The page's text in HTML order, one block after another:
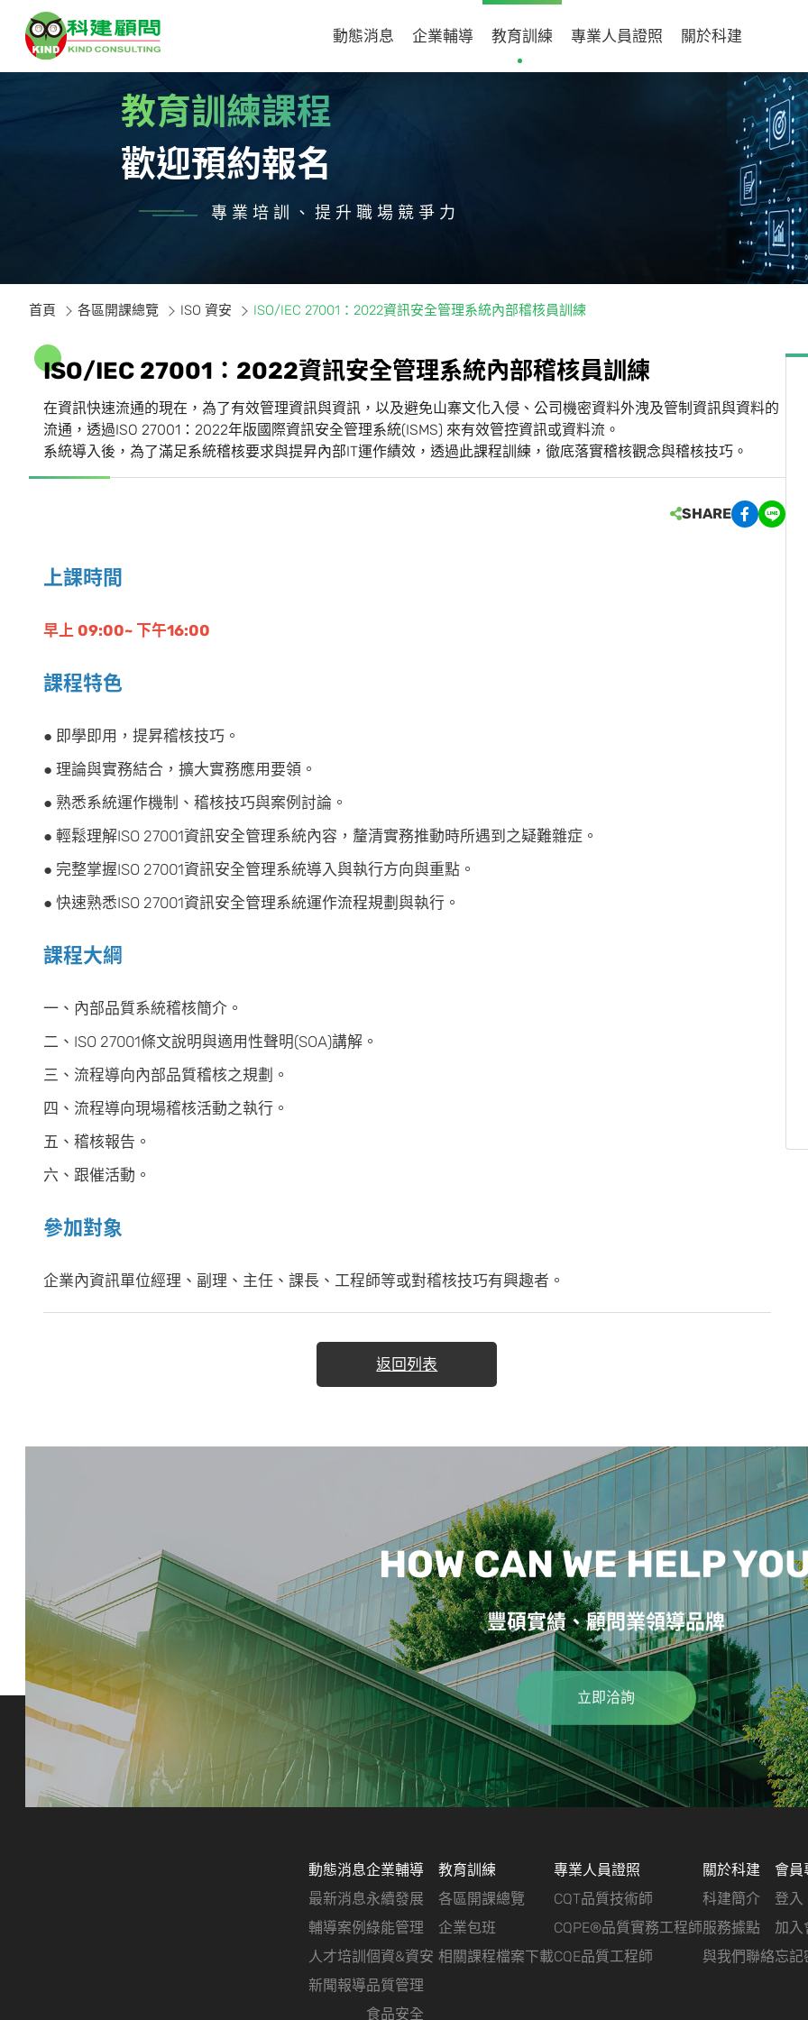
動態消息 企業輔導 教育訓練 專業人員證照 關於科建
教育訓練課程
歡迎預約報名
專業培訓、提升職場競爭力
首頁 各區開課總覽 ISO 資安 ISO/IEC 27001：2022資訊安全管理系統內部稽核員訓練
ISO/IEC 27001 ： 2022資訊安全管理系統內部稽核員訓練
在資訊快速流通的現在，為了有效管理資訊與資訊，以及避免山寨文化入侵、公司機密資料外洩及管制資訊與資料的
流通，透過ISO 27001：2022年版國際資訊安全管理系統(ISMS) 來有效管控資訊或資料流。
系統導入後，為了滿足系統稽核要求與提昇內部IT運作績效，透過此課程訓練，徹底落實稽核觀念與稽核技巧。
SHARE
上課時間
早上 09:00~ 下午16:00
課程特色
● 即學即用，提昇稽核技巧。
● 理論與實務結合，擴大實務應用要領。
● 熟悉系統運作機制、稽核技巧與案例討論。
● 輕鬆理解ISO 27001資訊安全管理系統內容，釐清實務推動時所遇到之疑難雜症。
● 完整掌握ISO 27001資訊安全管理系統導入與執行方向與重點。
● 快速熟悉ISO 27001資訊安全管理系統運作流程規劃與執行。
課程大綱
一、內部品質系統稽核簡介。
二、ISO 27001條文說明與適用性聲明(SOA)講解。
三、流程導向內部品質稽核之規劃。
四、流程導向現場稽核活動之執行。
五、稽核報告。
六、跟催活動。
參加對象
企業內資訊單位經理、副理、主任、課長、工程師等或對稽核技巧有興趣者。
返回列表
HOW CAN WE HELP
豐碩實績、顧問業領導品牌
立即洽詢
動態消息
最新消息
輔導案例
人才培訓
新聞報導
企業輔導
永續發展
綠能管理
個資&資安
品質管理
食品安全
教育訓練
各區開課總覽
企業包班
相關課程檔案下載
專業人員證照
CQT品質技術師
CQPE®品質實務工程師
CQE品質工程師
關於科建
科建簡介
服務據點
與我們聯絡
會員
登入
加入
忘記